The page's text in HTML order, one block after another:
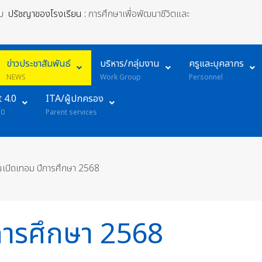
ปรัชญาของโรงเรียน : การศึกษาเพื่อพัฒนาชีวิตและ
ข่าวประชาสัมพันธ์
NEWS
บริหาร/กลุ่มงาน
Work Group
ครูและบุคลากร
Personnel
4.0 ITA/ผู้ปกครอง
Parent services
ปิดเทอม ปีการศึกษา 2568
รศึกษา 2568